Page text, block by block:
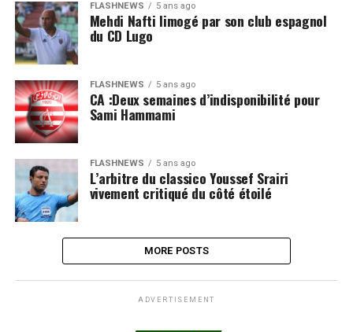
FLASHNEWS 5 ans ago
Mehdi Nafti limogé par son club espagnol
du CD Lugo
FLASHNEWS 5 ans ago
CA :Deux semaines d’indisponibilité pour
Sami Hammami
FLASHNEWS 5 ans ago
L’arbitre du classico Youssef Srairi
vivement critiqué du côté étoilé
MORE POSTS
ADVERTISEMENT